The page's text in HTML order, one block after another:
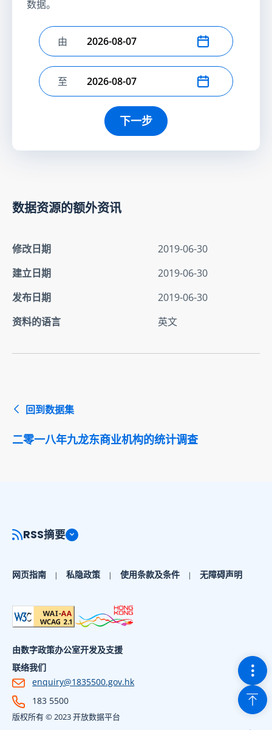
数据。
选择开始日期
由
选择结束日期
至
下一步
数据资源的额外资讯
修改日期
2019-06-30
建立日期
2019-06-30
发布日期
2019-06-30
资料的语言
英文
回到数据集
二零一八年九龙东商业机构的统计调查
切
回到
RSS摘要
网页指南 私隐政策 使用条款及条件 无障碍声明
由数字政策办公室开发及支援
联络我们
enquiry@1835500.gov.hk
183 5500
版权所有 © 2023 开放数据平台